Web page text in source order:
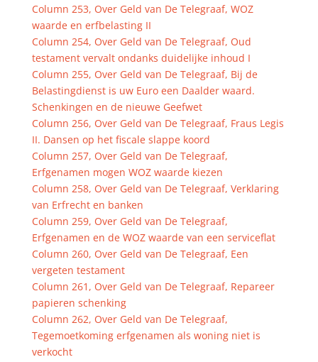
Column 253, Over Geld van De Telegraaf, WOZ
waarde en erfbelasting II
Column 254, Over Geld van De Telegraaf, Oud
testament vervalt ondanks duidelijke inhoud I
Column 255, Over Geld van De Telegraaf, Bij de
Belastingdienst is uw Euro een Daalder waard.
Schenkingen en de nieuwe Geefwet
Column 256, Over Geld van De Telegraaf, Fraus Legis
II. Dansen op het fiscale slappe koord
Column 257, Over Geld van De Telegraaf,
Erfgenamen mogen WOZ waarde kiezen
Column 258, Over Geld van De Telegraaf, Verklaring
van Erfrecht en banken
Column 259, Over Geld van De Telegraaf,
Erfgenamen en de WOZ waarde van een serviceflat
Column 260, Over Geld van De Telegraaf, Een
vergeten testament
Column 261, Over Geld van De Telegraaf, Repareer
papieren schenking
Column 262, Over Geld van De Telegraaf,
Tegemoetkoming erfgenamen als woning niet is
verkocht